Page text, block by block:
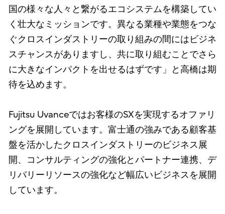
国の様々な人々と繋がるエコシステムを構築してい
く壮大なミッションです。異なる業種や業態をつな
ぐクロスインダストリーの取り組みの間にはビジネ
スチャンスがありますし、共に取り組むことでさら
に大きなインパクトを出せるはずです」と高橋は期
待を込めます。
Fujitsu Uvanceではお客様のSXを実現するオファリ
ングを展開しています。富士通の強みである顧客基
盤を活かしたクロスインダストリーのビジネス展
開、コンサルティングの強化とパートナー連携、デ
リバリーリソースの強化など幅広いビジネスを展開
しています。